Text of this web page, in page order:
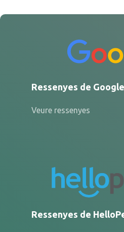
Ressenyes de Google
Veure ressenyes
Ressenyes de